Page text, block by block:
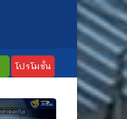
โปรโมชั่น